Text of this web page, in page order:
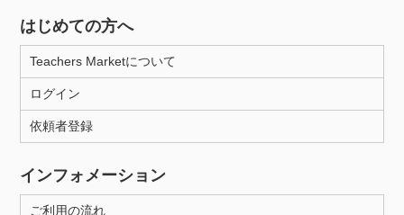
月曜日 火曜日
所属大学
距離：15km以内
はじめての方へ
Teachers Marketについて
ログイン
依頼者登録
インフォメーション
ご利用の流れ